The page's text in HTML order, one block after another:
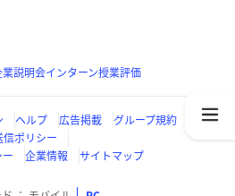
説明会インターン授業評価
ヘルプ 広告掲載
グループ規約
信ポリシー
企業情報 サイトマップ